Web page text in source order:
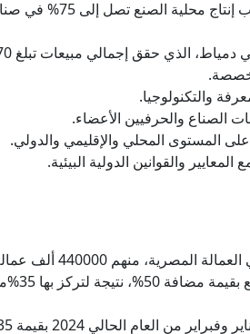
عقد الهيئة العربية
والتكنولوجيا.
الصناع والحرفيين الأعضاء.
المستوى المحلي والإقليمي والدولي.
والقوانين الدولية البيئية.
سيطرة